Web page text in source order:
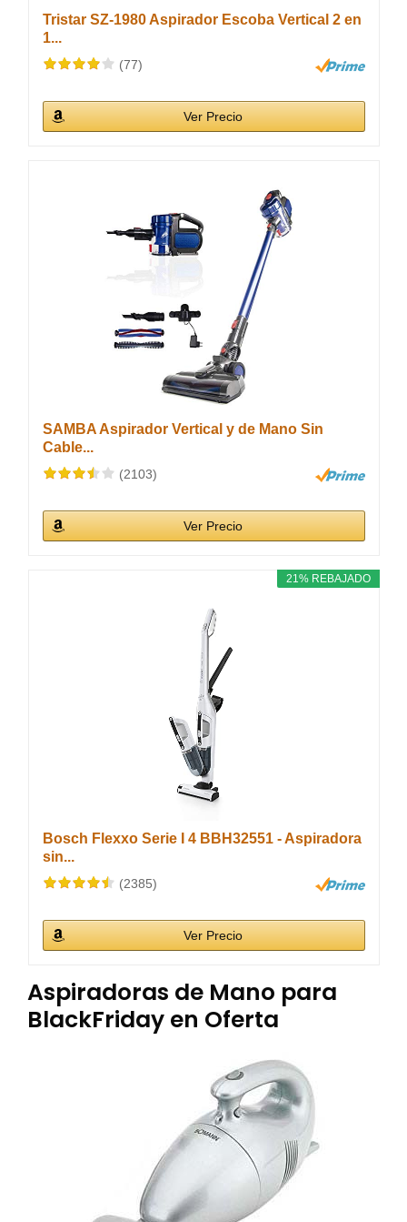
Tristar SZ-1980 Aspirador Escoba Vertical 2 en
1...
(77)
Ver Precio
SAMBA Aspirador Vertical y de Mano Sin
Cable...
(2103)
Ver Precio
21% REBAJADO
Bosch Flexxo Serie I 4 BBH32551 - Aspiradora
sin...
(2385)
Ver Precio
Aspiradoras de Mano para
BlackFriday en Oferta